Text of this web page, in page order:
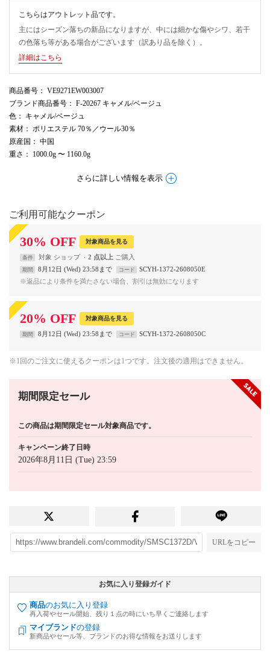
こちらはアウトレット品です。
主にはシーズン落ちの新品になりますが、中には細かな傷やシワ、若干
の色落ち等がある場合がございます（訳あり品を除く）。
詳細はこちら
商品番号 ： VE9271EW003007
ブランド商品番号 ： F-20267 キャメル/ベージュ
色 ： キャメル/ベージュ
素材 ： ポリエステル 70％／ウール30％
原産国 ： 中国
重さ ： 1000.0g 〜 1160.0g
さらに詳しい情報を表示
ご利用可能なクーポン
30% OFF 対象商品を見る
条件 対象 ショップ 2 点以上
期間 8月12日 (Wed) 23:58まで コード
SCYH-1372-2608050E
※返品により条件を満たさない場合、割引は無効になります
20% OFF 対象商品を見る
期間 8月12日 (Wed) 23:58まで コード SCYH-1372-2608050C
※1回のご注文に使えるクーポンは1つです。注文後の適用はできません。
期間限定セール
この商品は期間限定セール対象商品です。
キャンペーン終了日時
2026年8月11日 (Tue) 23:59
URLをコピー
お気に入り登録ガイド
商品のお気に入り登録
再入荷やセール開始、残り１点の時にいち早くご連絡します
マイブランドの登録
新商品やセール等、ブランドのお得な情報をお送りします